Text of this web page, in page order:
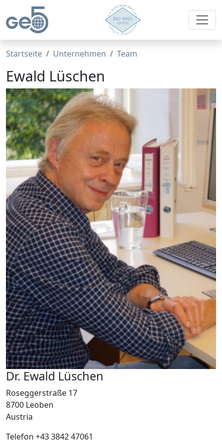
Startseite Unternehmen Team
Ewald Lüschen
Dr. Ewald Lüschen
Roseggerstraße 17
8700 Leoben
Austria
Telefon +43 3842 47061